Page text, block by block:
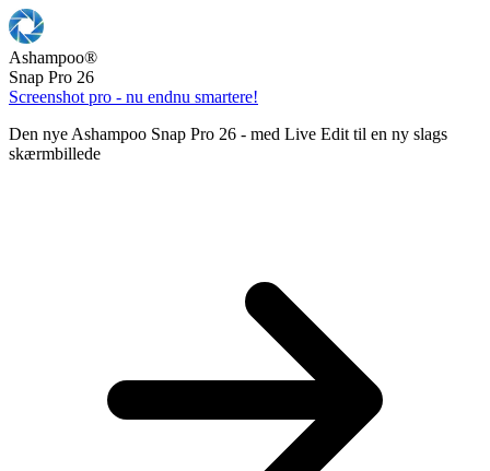
Ashampoo®
Snap Pro 26
Screenshot pro - nu endnu smartere!
Den nye Ashampoo Snap Pro 26 - med Live Edit til en ny slags
skærmbillede